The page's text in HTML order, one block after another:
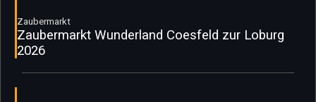
Zaubermarkt
Zaubermarkt Wunderland Coesfeld zur Loburg
2026